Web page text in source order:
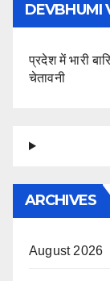
DEVBHUMI
प्रदेश में भारी
चेतावनी
ARCHIVES
August 2026